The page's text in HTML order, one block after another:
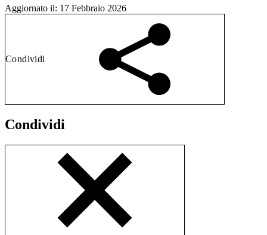
Aggiornato il: 17 Febbraio 2026
Condividi
Condividi